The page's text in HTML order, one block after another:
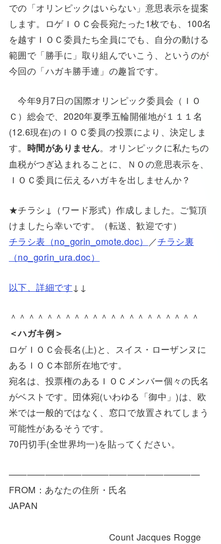
での「オリンピックはいらない」意思表示を提案
します。ロゲＩＯＣ会長宛たった1枚でも、100名
を越すＩＯＣ委員たち全員にでも、自分の動ける
範囲で「勝手に」取り組んでいこう、というのが
今回の「ハガキ勝手連」の趣旨です。
今年9月7日の国際オリンピック委員会（ＩＯ
Ｃ）総会で、2020年夏季五輪開催地が１１１名
(12.6現在)のＩＯＣ委員の投票により、決定しま
す。 時間がありません。オリンピックに私たちの
血税がつぎ込まれることに、ＮＯの意思表示を、
ＩＯＣ委員に伝えるハガキを出しませんか？
★チラシ↓（ワード形式）作成しました。ご覧頂
けましたら幸いです。（転送、歓迎です）
チラシ表（no_gorin_omote.doc） ／チラシ裏
（no_gorin_ura.doc）
以下、詳細です ↓↓
＾＾＾＾＾＾＾＾＾＾＾＾＾＾＾＾＾＾＾＾＾
＜ハガキ例＞
ロゲＩＯＣ会長名(上)と、スイス・ローザンヌに
あるＩＯＣ本部所在地です。
宛名は、投票権のあるＩＯＣメンバー個々の氏名
がベストです。団体宛(いわゆる「御中」)は、欧
米では一般的ではなく、窓口で放置されてしまう
可能性があるそうです。
70円切手(全世界均一)を貼ってください。
—————————————————————
FROM：あなたの住所・氏名
JAPAN
Count Jacques Rogge